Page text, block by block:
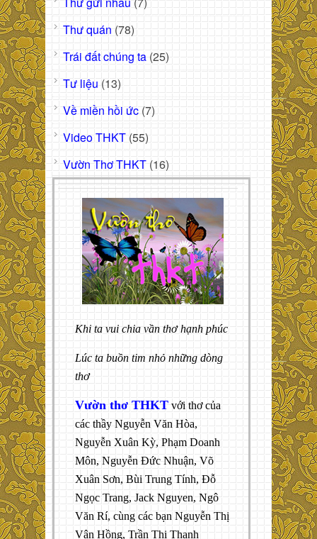
Thư quán (78)
Trái đất chúng ta (25)
Tư liệu (13)
Về miền hồi ức (7)
Video THKT (55)
Vườn Thơ THKT (16)
Khi ta vui chia vần thơ hạnh phúc
Lúc ta buồn tim nhỏ những dòng
thơ
Vườn thơ THKT với thơ của
các thầy Nguyễn Văn Hòa,
Nguyễn Xuân Kỳ, Phạm Doanh
Môn, Nguyễn Đức Nhuận, Võ
Xuân Sơn, Bùi Trung Tính, Đỗ
Ngọc Trang, Jack Nguyen, Ngô
Văn Rí, cùng các bạn Nguyễn Thị
Vân Hồng, Trần Thị Thanh